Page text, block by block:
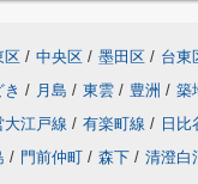
区 / 中央区 / 墨田区 / 台東
き / 月島 / 東雲 / 豊洲 / 築
大江戸線 / 有楽町線 / 日比
/ 門前仲町 / 森下 / 清澄白